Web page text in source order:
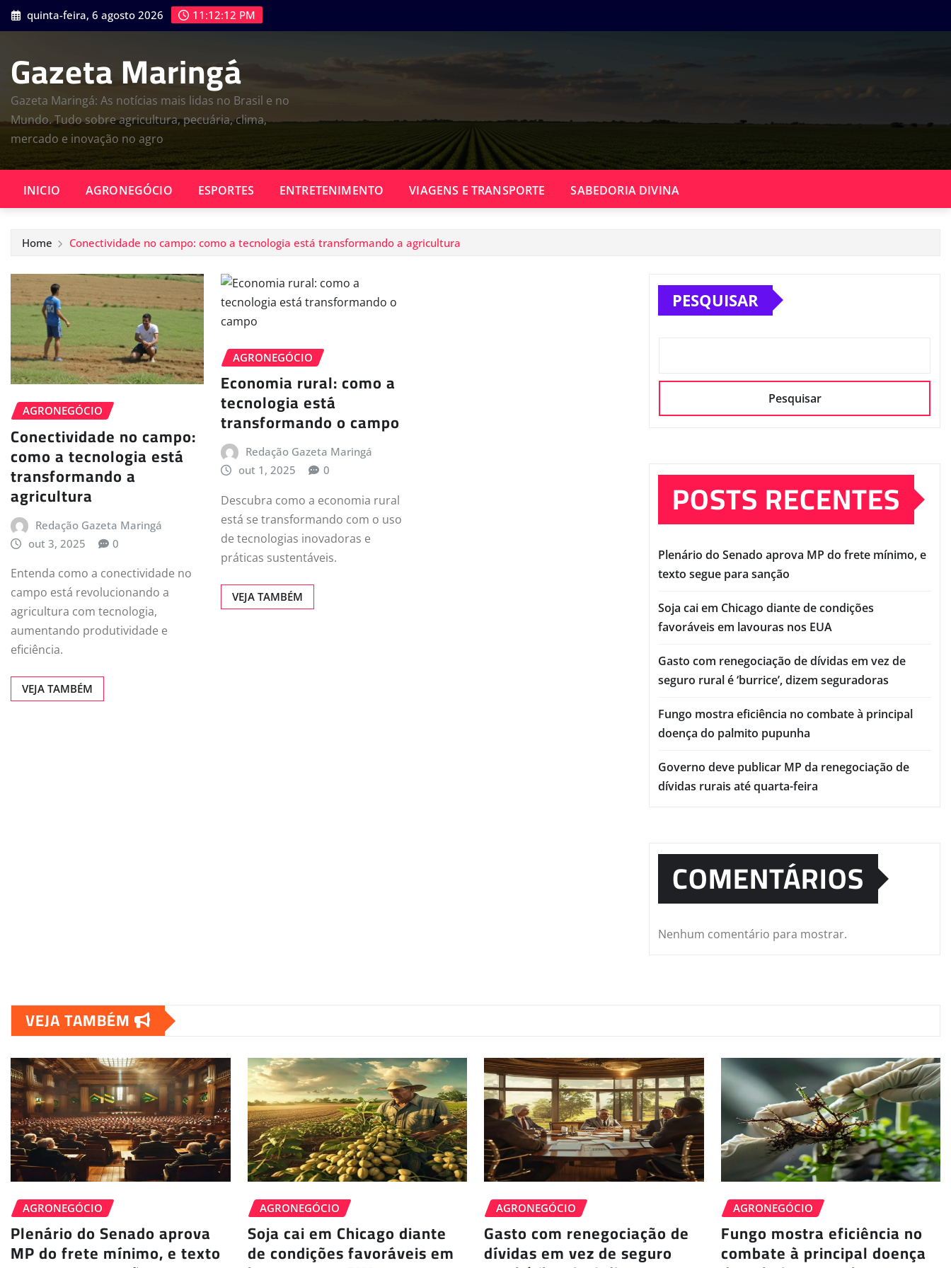
Skip
to
quinta-feira, 6 agosto 2026 11:12:12 PM
Gazeta Maringá
Gazeta Maringá: As notícias mais lidas no Brasil e no
Mundo. Tudo sobre agricultura, pecuária, clima,
mercado e inovação no agro
INICIO AGRONEGÓCIO ESPORTES ENTRETENIMENTO VIAGENS E TRANSPORTE SABEDORIA DIVINA
Home Conectividade no campo: como a tecnologia está transformando a agricultura
AGRONEGÓCIO
Conectividade no campo:
como a tecnologia está
transformando a
agricultura
Redação Gazeta Maringá
out 3, 2025
0
Entenda como a conectividade no
campo está revolucionando a
agricultura com tecnologia,
aumentando produtividade e
eficiência.
VEJA TAMBÉM
AGRONEGÓCIO
Economia rural: como a
tecnologia está
transformando o campo
Redação Gazeta Maringá
out 1, 2025
0
Descubra como a economia rural
está se transformando com o uso
de tecnologias inovadoras e
práticas sustentáveis.
VEJA TAMBÉM
PESQUISAR
Pesquisar
POSTS RECENTES
Plenário do Senado aprova MP do frete mínimo, e
texto segue para sanção
Soja cai em Chicago diante de condições
favoráveis em lavouras nos EUA
Gasto com renegociação de dívidas em vez de
seguro rural é ‘burrice’, dizem seguradoras
Fungo mostra eficiência no combate à principal
doença do palmito pupunha
Governo deve publicar MP da renegociação de
dívidas rurais até quarta-feira
COMENTÁRIOS
Nenhum comentário para mostrar.
VEJA TAMBÉM
AGRONEGÓCIO
Plenário do Senado aprova
MP do frete mínimo, e texto
AGRONEGÓCIO
Soja cai em Chicago diante
de condições favoráveis em
AGRONEGÓCIO
Gasto com renegociação de
dívidas em vez de seguro
AGRONEGÓCIO
Fungo mostra eficiência no
combate à principal doença